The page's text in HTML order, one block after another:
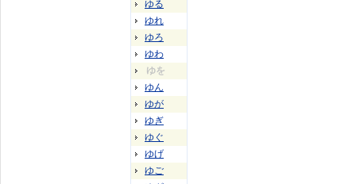
ゆる
ゆれ
ゆろ
ゆわ
ゆを
ゆん
ゆが
ゆぎ
ゆぐ
ゆげ
ゆご